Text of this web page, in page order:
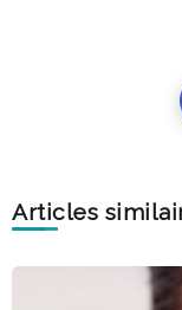
Articles